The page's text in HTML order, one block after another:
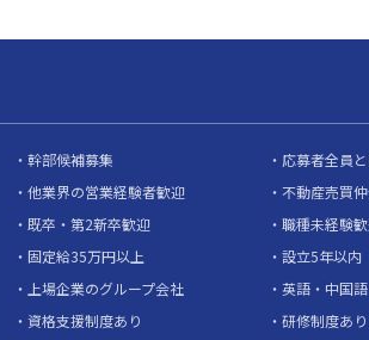
幹部候補募集 応募者全員
他業界の営業経験者歓迎 不動産売買
既卒・第2新卒歓迎 職種未経験
固定給35万円以上 設立5年以内
上場企業のグループ会社 英語・中国
資格支援制度あり 研修制度あり